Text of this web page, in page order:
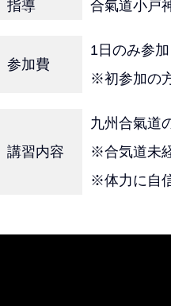
指導 合氣道小
参加費
1日のみ参
※初参加の
講習内容
九州合氣道
※合気道未
※体力に自